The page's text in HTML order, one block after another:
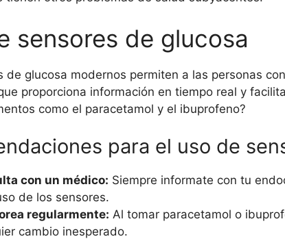
sensores de glucosa
de glucosa modernos permiten a las personas
proporciona información en tiempo real y
como el paracetamol y el ibuprofeno?
para el uso de
con un médico: Siempre informate con tu
de los sensores.
regularmente: Al tomar paracetamol o
cambio inesperado.